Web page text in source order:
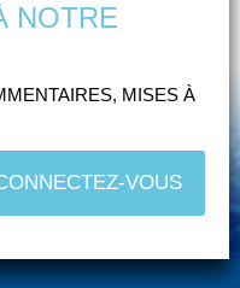
NOTRE
MISES À